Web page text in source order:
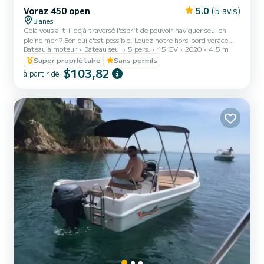
Voraz 450 open 5.0 (5 avis)
Blanes
Cela vous a-t-il déjà traversé l'esprit de pouvoir naviguer seul en
pleine mer ? Ben oui c'est possible. Louez notre hors-bord vorace
450B et profitez du meilleur que cette expérience peut vous offrir.
C'est un bateau à moteur de 4,5 mètres de long, bien réparti
pouvant accueillir jusqu'à 5 personnes (y compris le skipper). C'est
le plus grand et le plus stable des bateaux sans permis, avec une
bancs pour s'asseoir. Si vous...
Bateau à moteur Bateau seul 5 pers. 15 CV 2020
4.5 m
Super propriétaire
Sans permis
à partir de $103,82